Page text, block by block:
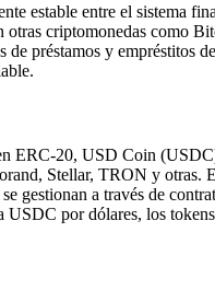
estable entre el sistema
criptomonedas como
préstamos y
ERC-20, USD Coin
Stellar, TRON y
a través de
por dólares, los